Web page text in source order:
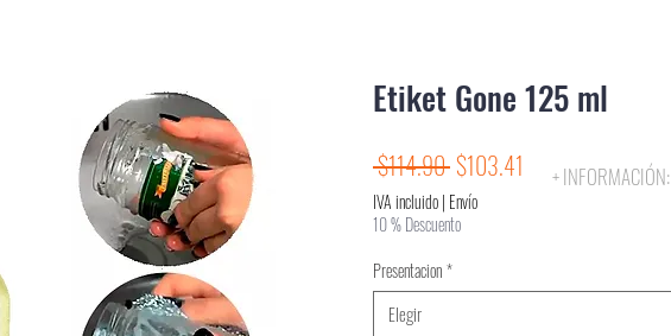
Etiket Gone 125 ml
$114.90 Precio
$103.41 Precio
IVA incluido| Envío
10 % Descuento
Presentacion*
Elegir
+ INFORMACIÓN: